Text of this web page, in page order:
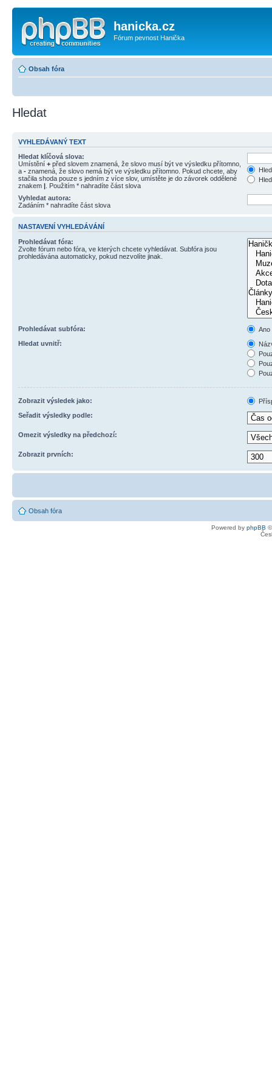
hanicka.cz
Fórum pevnost Hanička
Obsah fóra
Hledat
VYHLEDÁVANÝ TEXT
Hledat klíčová slova:
Umístění + před slovem znamená, že slovo musí být ve výsledku přítomno,
a - znamená, že slovo nemá být ve výsledku přítomno. Pokud chcete, aby
stačila shoda pouze s jedním z více slov, umístěte je do závorek oddělené
znakem | . Použitím * nahradíte část slova
Vyhledat autora:
Zadáním * nahradíte část slova
NASTAVENÍ VYHLEDÁVÁNÍ
Prohledávat fóra:
Zvolte fórum nebo fóra, ve kterých chcete vyhledávat. Subfóra jsou
prohledávána automaticky, pokud nezvolíte jinak.
Prohledávat subfóra:
Ano
Hledat uvnitř:
Zobrazit výsledek jako:
Seřadit výsledky podle:
Omezit výsledky na předchozí:
Zobrazit prvních:
Obsah fóra
Powered by phpBB